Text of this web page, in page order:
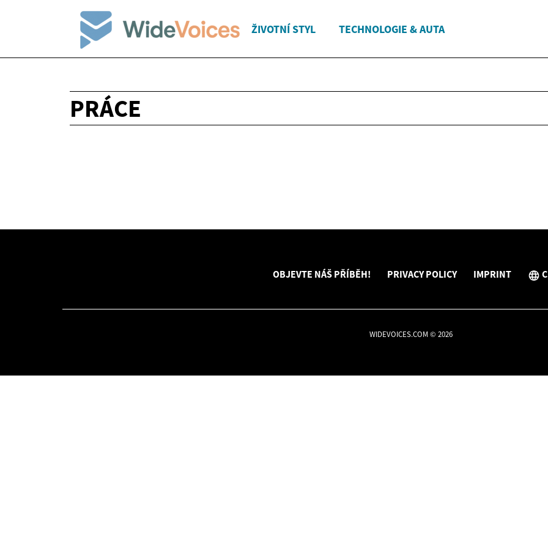
ŽIVOTNÍ STYL TECHNOLOGIE & AUTA
PRÁCE
OBJEVTE NÁŠ PŘÍBĚH! PRIVACY POLICY IMPRINT
WIDEVOICES.COM © 2026